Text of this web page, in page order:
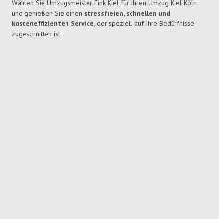
Wählen Sie Umzugsmeister Fink Kiel für Ihren Umzug Kiel Köln
und genießen Sie einen stressfreien, schnellen und
kosteneffizienten Service, der speziell auf Ihre Bedürfnisse
zugeschnitten ist.